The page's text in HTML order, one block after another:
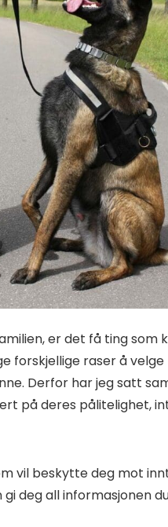
er det få ting som
forskjellige raser å
Derfor har jeg satt
på deres pålitelighet,
vil beskytte deg mot
deg all informasjonen